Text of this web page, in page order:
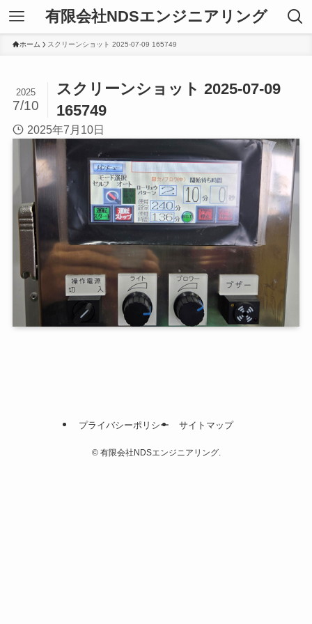
有限会社NDSエンジニアリング
ホーム スクリーンショット 2025-07-09 165749
スクリーンショット 2025-07-09
165749
2025
7/10
2025年7月10日
プライバシーポリシー サイトマップ
©有限会社NDSエンジニアリング.